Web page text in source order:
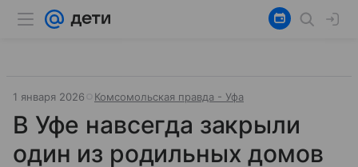
1 января 2026 Комсомольская правда - Уфа
В Уфе навсегда закрыли
один из родильных домов